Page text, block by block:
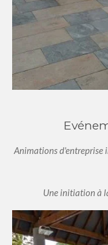
Animations d'entreprise
Une initiation à